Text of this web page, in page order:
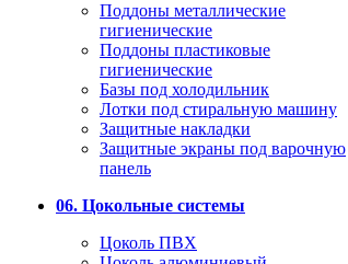
Поддоны металлические
гигиенические
Поддоны пластиковые
гигиенические
Базы под холодильник
Лотки под стиральную машину
Защитные накладки
Защитные экраны под варочную
панель
06. Цокольные системы
Цоколь ПВХ